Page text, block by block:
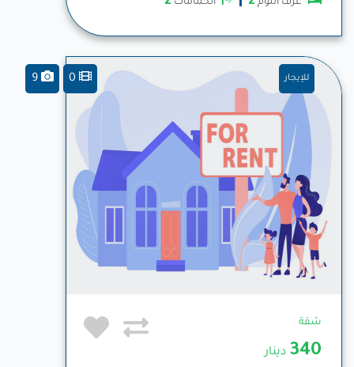
9 للإيجار
شقة
340 دينار